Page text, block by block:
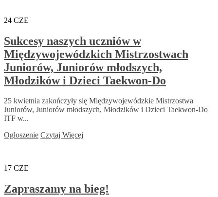
24 CZE
Sukcesy naszych uczniów w
Międzywojewódzkich Mistrzostwach
Juniorów, Juniorów młodszych,
Młodzików i Dzieci Taekwon-Do
25 kwietnia zakończyły się Międzywojewódzkie Mistrzostwa
Juniorów, Juniorów młodszych, Młodzików i Dzieci Taekwon-Do
ITF w...
Ogłoszenie Czytaj Więcej
17 CZE
Zapraszamy na bieg!